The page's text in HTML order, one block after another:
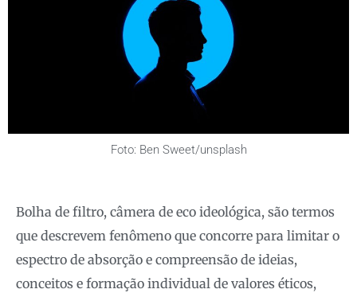
Foto: Ben Sweet/unsplash
Bolha de filtro, câmera de eco ideológica, são termos
que descrevem fenômeno que concorre para limitar o
espectro de absorção e compreensão de ideias,
conceitos e formação individual de valores éticos,